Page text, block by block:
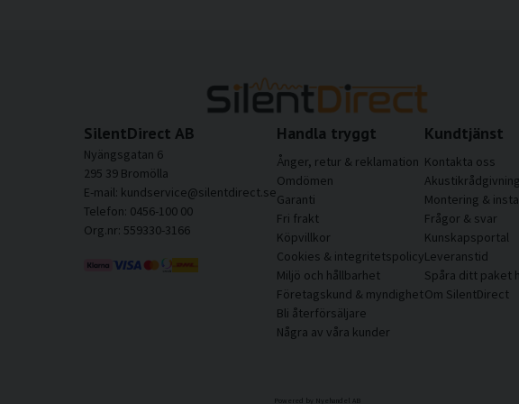
SilentDirect AB
Nyängsgatan 6
295 39 Bromölla
E-mail: kundservice@silentdirect.se
Telefon: 0456-100 00
Org.nr: 559330-3166
Handla tryggt
Ånger, retur & reklamation
Omdömen
Garanti
Fri frakt
Köpvillkor
Cookies & integritetspolicy
Miljö och hållbarhet
Företagskund & myndighet
Bli återförsäljare
Några av våra kunder
Kundtjänst
Kontakta oss
Akustikrådgivning
Montering &
Frågor & svar
Kunskapsportal
Leveranstid
Spåra ditt paket
Om SilentDirect
Powered by Nyehandel AB